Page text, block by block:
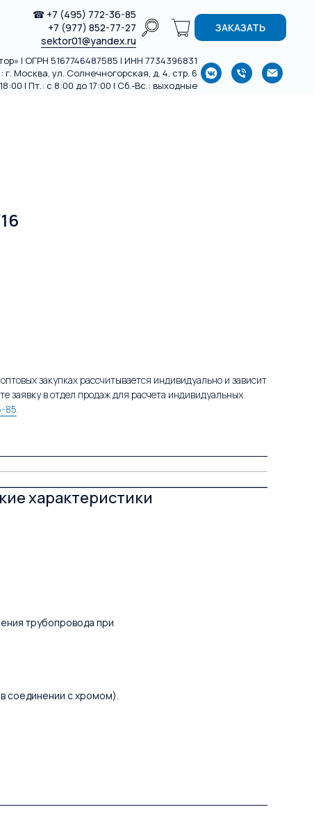
☎ +7 (495) 772-36-85
+7 (977) 852-77-27
sektor01@yandex.ru
ЗАКАЗАТЬ
| ОГРН 5167746487585 | ИНН 7734396831
г. Москва, ул. Солнечногорская, д. 4, стр. 6
| Пт.: с 8:00 до 17:00 | Сб.-Вс.: выходные
закупках рассчитывается индивидуально и зависит
заявку в отдел продаж для расчета индивидуальных
85.
характеристики
трубопровода при
соединении с хромом).